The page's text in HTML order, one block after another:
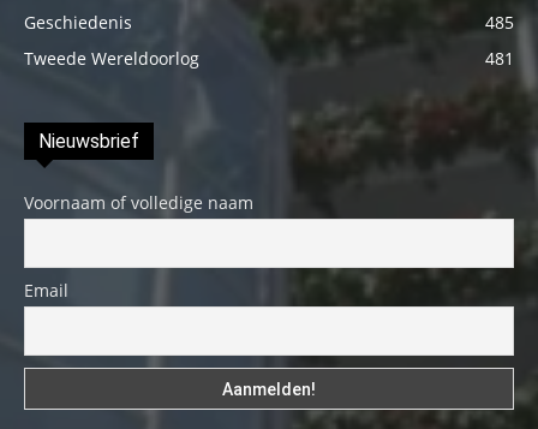
Geschiedenis
485
Tweede Wereldoorlog
481
Nieuwsbrief
Voornaam of volledige naam
Email